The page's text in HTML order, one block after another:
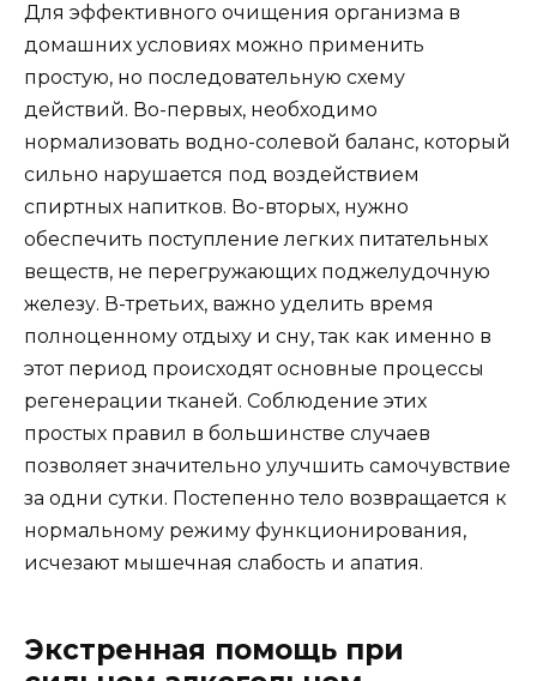
Для эффективного очищения организма в
домашних условиях можно применить
простую, но последовательную схему
действий. Во-первых, необходимо
нормализовать водно-солевой баланс, который
сильно нарушается под воздействием
спиртных напитков. Во-вторых, нужно
обеспечить поступление легких питательных
веществ, не перегружающих поджелудочную
железу. В-третьих, важно уделить время
полноценному отдыху и сну, так как именно в
этот период происходят основные процессы
регенерации тканей. Соблюдение этих
простых правил в большинстве случаев
позволяет значительно улучшить самочувствие
за одни сутки. Постепенно тело возвращается к
нормальному режиму функционирования,
исчезают мышечная слабость и апатия.
Экстренная помощь при